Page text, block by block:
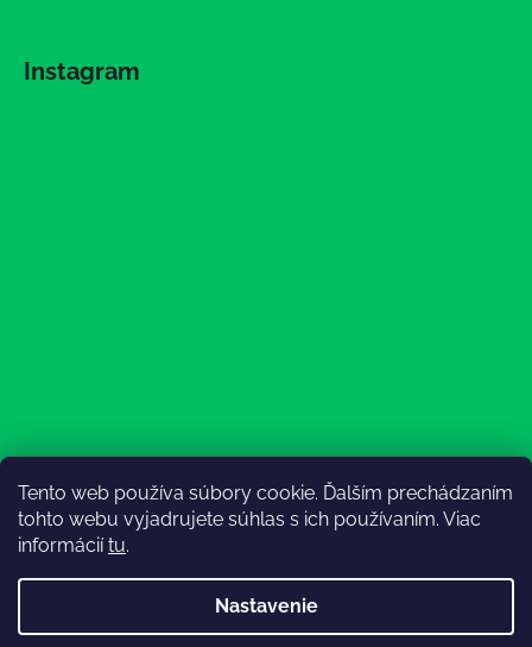
Tento web používa súbory cookie. Ďalším prechádzaním
tohto webu vyjadrujete súhlas s ich používaním. Viac
informáciítu.
Nastavenie
Instagram
Sledovať na Instagrame